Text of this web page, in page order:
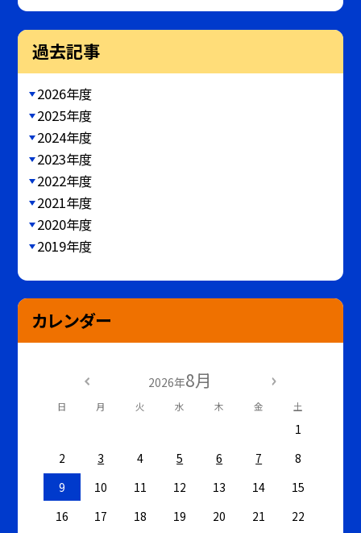
過去記事
2026年度
2025年度
2024年度
2023年度
2022年度
2021年度
2020年度
2019年度
カレンダー
2026年8月
日 月 火 水 木 金 土
1
2
3 4 5 6 7
8
9
10 11 12 13 14
15
16
17 18 19 20 21
22